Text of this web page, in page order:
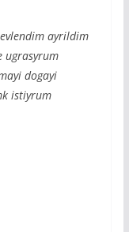
ayrildim
ugrasyrum
dogayi
istiyrum